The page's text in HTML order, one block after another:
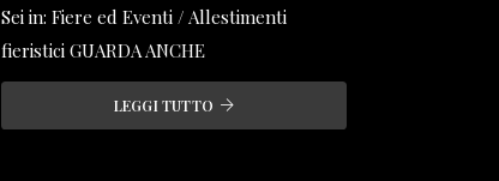
Sei in: Fiere ed Eventi / Allestimenti
fieristici GUARDA ANCHE
LEGGI TUTTO